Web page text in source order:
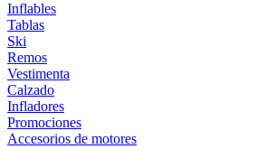
Inflables
Tablas
Ski
Remos
Vestimenta
Calzado
Infladores
Promociones
Accesorios de motores